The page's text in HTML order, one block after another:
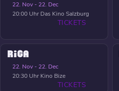
22. Nov - 22. Dec
20:00 Uhr Das Kino Salzburg
TICKETS
RIGA
22. Nov - 22. Dec
20:30 Uhr Kino Bize
TICKETS